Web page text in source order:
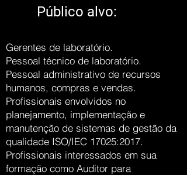
Público alvo:
Gerentes de laboratório.
Pessoal técnico de laboratório.
Pessoal administrativo de recursos
humanos, compras e vendas.
Profissionais envolvidos no
planejamento, implementação e
manutenção de sistemas de gestão da
qualidade ISO/IEC 17025:2017.
Profissionais interessados em sua
formação como Auditor para